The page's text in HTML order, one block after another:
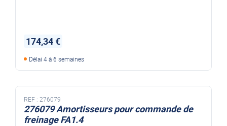
174,34 €
Délai 4 à 6 semaines
REF : 276079
276079 Amortisseurs pour commande de
freinage FA1.4